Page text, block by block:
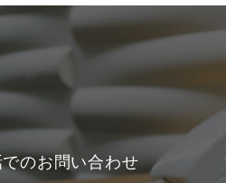
のお問い合わせ